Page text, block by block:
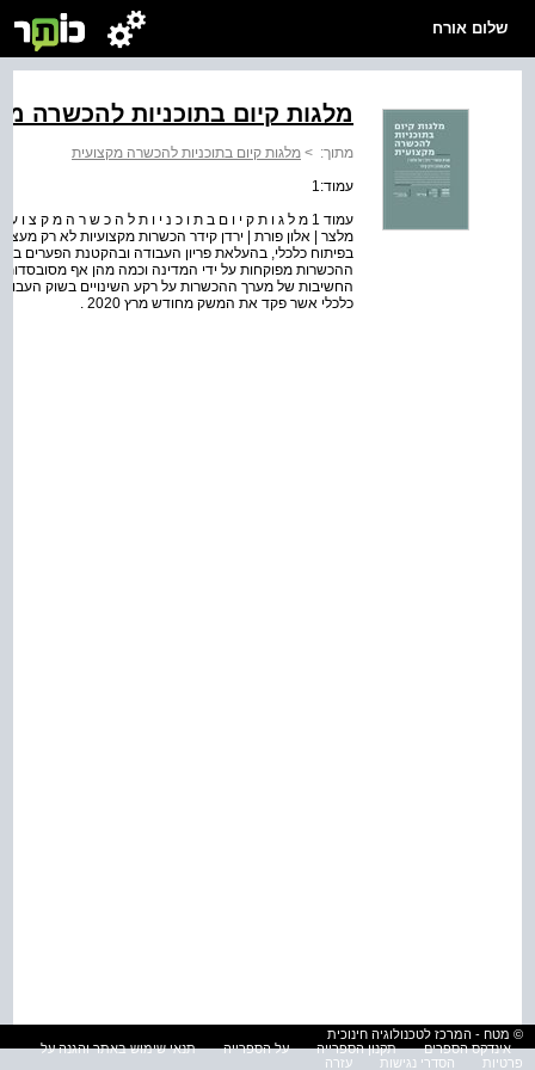
שלום אורח
מלגות קיום בתוכניות להכשרה
מתוך: > מלגות קיום בתוכניות להכשרה מקצועית
עמוד:1
מלצר | אלון פורת | ירדן קידר הכשרות מקצועיות לא רק
בפיתוח כלכלי, בהעלאת פריון העבודה ובהקטנת הפערים
ההכשרות מפוקחות על ידי המדינה וכמה מהן אף
החשיבות של מערך ההכשרות על רקע השינויים בשוק
כלכלי אשר פקד את המשק מחודש מרץ 2020 .
© מטח - המרכז לטכנולוגיה חינוכית
אינדקס הספרים
תקנון הספרייה על הספרייה
תנאי שימוש באתר והגנה על
פרטיות
הסדרי נגישות עזרה